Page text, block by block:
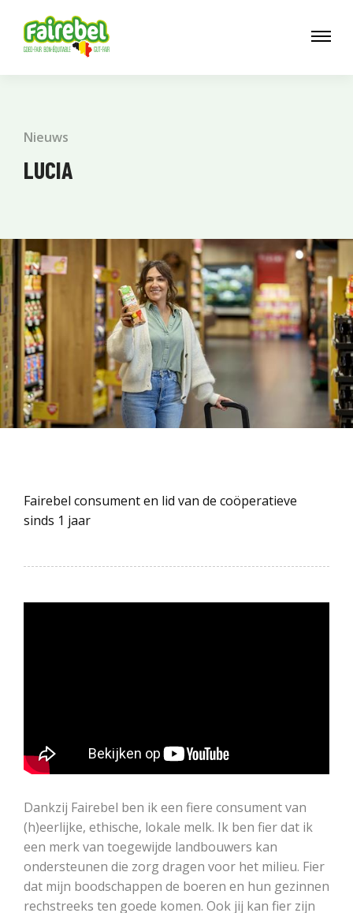
Nieuws
LUCIA
Fairebel consument en lid van de coöperatieve
sinds 1 jaar
Dankzij Fairebel ben ik een fiere consument van
(h)eerlijke, ethische, lokale melk. Ik ben fier dat ik
een merk van toegewijde landbouwers kan
ondersteunen die zorg dragen voor het milieu. Fier
dat mijn boodschappen de boeren en hun gezinnen
rechstreeks ten goede komen. Ook jij kan fier zijn